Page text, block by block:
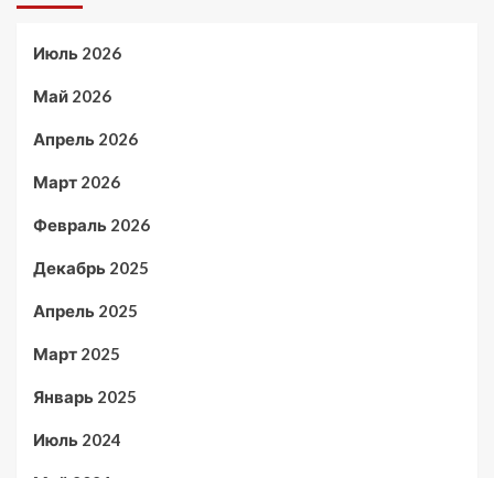
Июль 2026
Май 2026
Апрель 2026
Март 2026
Февраль 2026
Декабрь 2025
Апрель 2025
Март 2025
Январь 2025
Июль 2024